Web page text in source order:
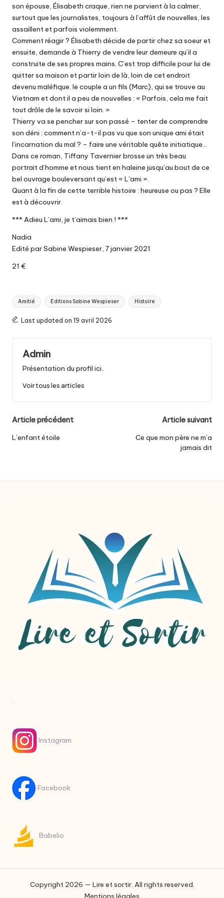
son épouse, Élisabeth craque, rien ne parvient à la calmer,
surtout que les journalistes, toujours à l’affût de nouvelles, les
assaillent et parfois violemment.
Comment réagir ? Élisabeth décide de partir chez sa soeur et
ensuite, demande à Thierry de vendre leur demeure qu’il a
construite de ses propres mains. C’est trop difficile pour lui de
quitter sa maison et partir loin de là, loin de cet endroit
devenu maléfique. le couple a un fils (Marc), qui se trouve au
Vietnam et dont il a peu de nouvelles : « Parfois, cela me fait
tout drôle de le savoir si loin. »
Thierry va se pencher sur son passé – tenter de comprendre
son déni : comment n’a-t-il pas vu que son unique ami était
l’incarnation du mal ? – faire une véritable quête initiatique…
Dans ce roman, Tiffany Tavernier brosse un très beau
portrait d’homme et nous tient en haleine jusqu’au bout de ce
bel ouvrage bouleversant qu’est « L’ami ».
Quant à la fin de cette terrible histoire : heureuse ou pas ? Elle
est à découvrir.
*** Adieu L’ami, je t’aimais bien ! ***
Nadia
Edité par Sabine Wespieser, 7 janvier 2021
21 €
Tags:
Amitié Editions Sabine Wespieser Histoire
Last updated on 19 avril 2026
Admin
Présentation du profil ici..
Voir tous les articles
Post
navigation
Article précédent
L’enfant étoile
Article suivant
Ce que mon père ne m’a
jamais dit
.
Instagram
Facebook
Babelio
Copyright 2026 — Lire et sortir. All rights reserved.
Mentions légales